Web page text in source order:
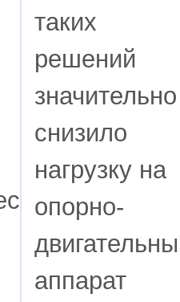
таких
решений
значительно
снизило
нагрузку на
опорно-
аппарат